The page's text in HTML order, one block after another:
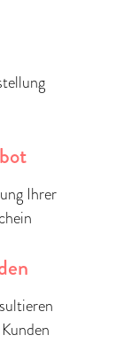
Ihrer